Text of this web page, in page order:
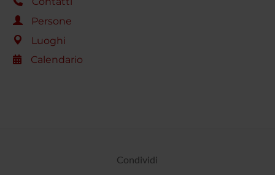
Persone
Luoghi
Calendario
Condividi